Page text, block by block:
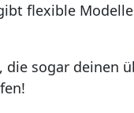
flexible
die sogar deinen